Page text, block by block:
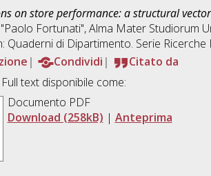
on store performance: a structural
Fortunati", Alma Mater Studiorum
Quaderni di Dipartimento. Serie Ricerche
Condividi
Citato da
Full text disponibile come:
Documento PDF
Download (258kB) | Anteprima